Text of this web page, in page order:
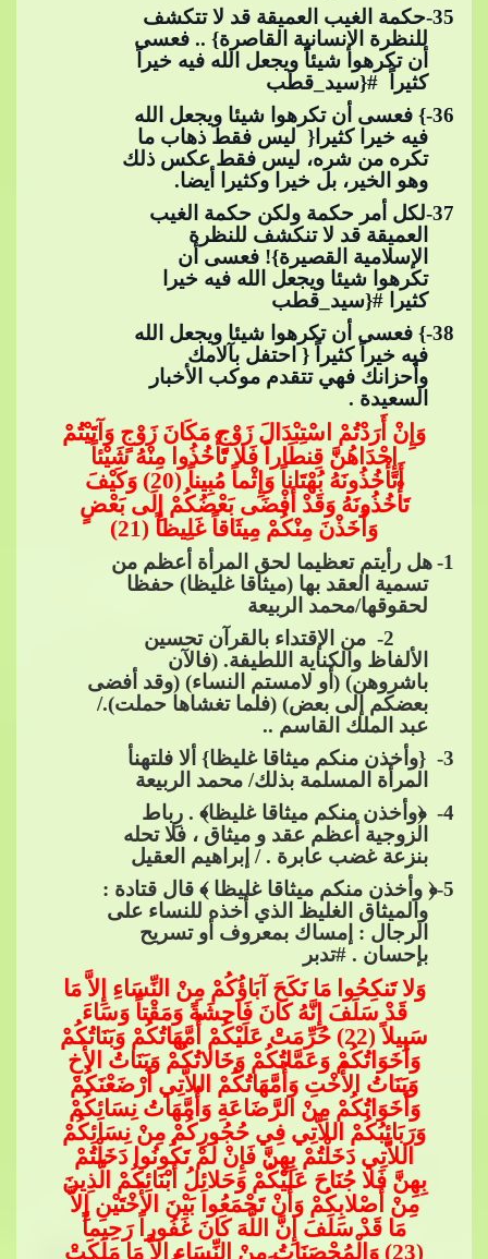
35-حكمة الغيب العميقة قد لا تتكشف
للنظرة الإنسانية القاصرة} .. فعسى
أن تكرهوا شيئاً ويجعل الله فيه خيراً
كثيراً ​​ #{سيد_قطب
36-} فعسى أن تكرهوا شيئا ويجعل الله
فيه خيرا كثيرا{ ​​ ليس فقط ذهاب ما
تكره من شره، ليس فقط عكس ذلك
وهو الخير، بل خيرا وكثيرا أيضا.
37-لكل أمر حكمة ولكن حكمة الغيب
العميقة قد لا​​تنكشف للنظرة
الإسلامية القصيرة}! فعسى أن
تكرهوا شيئا ويجعل الله فيه خيرا
كثيرا​​ #{سيد_قطب
38-} فعسى أن تكرهوا شيئا ويجعل الله
فيه خيراً كثيراً { احتفل بآلامك
وأحزانك فهي تتقدم موكب الأخبار
السعيدة .
وَإِنْ أَرَدْتُمْ اسْتِبْدَالَ زَوْجٍ مَكَانَ زَوْجٍ وَآتَيْتُمْ
إِحْدَاهُنَّ قِنطَاراً فَلا تَأْخُذُوا مِنْهُ شَيْئاً
أَتَأْخُذُونَهُ بُهْتَاناً وَإِثْماً مُبِيناً (20) وَكَيْفَ
تَأْخُذُونَهُ وَقَدْ أَفْضَى بَعْضُكُمْ إِلَى بَعْضٍ
وَأَخَذْنَ​​ مِنْكُمْ مِيثَاقاً غَلِيظاً (21)
1
-هل رأيتم تعظيما لحق المرأة أعظم من
تسمية العقد بها (ميثاقا غليظا) حفظا
لحقوقها/محمد الربيعة
2- من الإقتداء بالقرآن تحسين
الألفاظ والكناية اللطيفة. (فالآن
باشروهن) (أو لامستم النساء) (وقد أفضى
بعضكم إلى بعض)​​ (فلما تغشاها حملت)./
عبد الملك القاسم ..
3- {وأخذن منكم ميثاقا غليظا} ألا فلتهنأ
المرأة المسلمة بذلك/ محمد الربيعة
4- ﴿وأخذن منكم ميثاقا غليظا﴾ . رِباط
الزوجية أعظم عقد و ميثاق ، فلا تحله
بنزعة غضب عابرة . / إبراهيم العقيل
5-﴿ وأخذن منكم ميثاقا غليظا ﴾ قال قتادة :
والميثاق الغليظ الذي أخذه للنساء على
الرجال : إمساك بمعروف أو تسريح
بإحسان .​​ #تدبر
وَلا تَنكِحُوا مَا نَكَحَ آبَاؤُكُمْ مِنْ النِّسَاءِ إِلاَّ مَا
قَدْ سَلَفَ إِنَّهُ كَانَ فَاحِشَةً وَمَقْتاً وَسَاءَ
سَبِيلاً (22) حُرِّمَتْ عَلَيْكُمْ أُمَّهَاتُكُمْ وَبَنَاتُكُمْ
وَأَخَوَاتُكُمْ وَعَمَّاتُكُمْ وَخَالاتُكُمْ وَبَنَاتُ الأَخِ
وَبَنَاتُ الأُخْتِ وَأُمَّهَاتُكُمْ اللاَّتِي أَرْضَعْنَكُمْ
وَأَخَوَاتُكُمْ مِنْ الرَّضَاعَةِ وَأُمَّهَاتُ نِسَائِكُمْ
وَرَبَائِبُكُمْ اللاَّتِي فِي حُجُورِكُمْ مِنْ نِسَائِكُمْ
اللاَّتِي دَخَلْتُمْ بِهِنَّ فَإِنْ لَمْ تَكُونُوا دَخَلْتُمْ
بِهِنَّ فَلا جُنَاحَ عَلَيْكُمْ وَحَلائِلُ أَبْنَائِكُمْ الَّذِينَ
مِنْ أَصْلابِكُمْ وَأَنْ تَجْمَعُوا بَيْنَ الأُخْتَيْنِ إ ِلاَّ
مَا قَدْ سَلَفَ إِنَّ اللَّهَ كَانَ غَفُوراً رَحِيماً
(23) وَالْمُحْصَنَاتُ مِنْ النِّسَاءِ إِلاَّ مَا مَلَكَتْ